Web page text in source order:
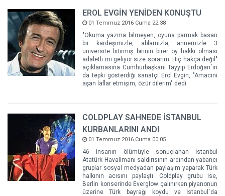
EROL EVGİN YENİDEN KONUŞTU
01 Temmuz 2016 Cuma 22:38
"Okuma yazma bilmeyen, oyuna parmak basan
bir kardeşimizle, ablamızla, annemizle 3
üniversite bitirmiş birinin birer oy hakkı olması
adaletli mi geliyor size sorarım. Hiç hakça değil"
açıklamasına Cumhurbaşkanı Tayyip Erdoğan´ın
da tepki gösterdiği sanatçı Erol Evgin, "Amacını
aşan laflar etmişim, özür dilerim" dedi.
COLDPLAY SAHNEDE İSTANBUL
KURBANLARINI ANDI
01 Temmuz 2016 Cuma 00:05
46 insanın ölümüyle sonuçlanan İstanbul
Atatürk Havalimanı saldırısının ardından yabancı
gruplar sosyal medyadan paylaşım yaparak Türk
halkının acısını paylaştı. Coldplay grubu ise,
Berlin konserinde Everglow çalınırken piyanonun
üzerine Türk bayrağı koydu ve İstanbul`da